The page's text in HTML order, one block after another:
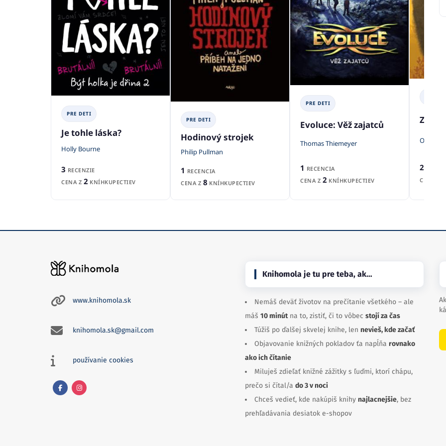
PRE DETI
Je tohle láska?
Holly Bourne
3 RECENZIE
CENA Z 2 KNÍHKUPECTIEV
PRE DETI
Hodinový strojek
Philip Pullman
1 RECENCIA
CENA Z 8 KNÍHKUPECTIEV
PRE DETI
Evoluce: Věž zajatců
Thomas Thiemeyer
1 RECENCIA
CENA Z 2 KNÍHKUPECTIEV
Zubr
Oksana
2
CENA Z
www.knihomola.sk
knihomola.sk@gmail.com
používanie cookies
Knihomola je tu pre teba, ak…
Nemáš deväť životov na prečítanie všetkého – ale
máš 10 minútna to, zistiť, či to vôbec stojí za čas
Túžiš po ďalšej skvelej knihe, len nevieš, kde začať
Objavovanie knižných pokladov ťa napĺňa rovnako
ako ich čítanie
Miluješ zdieľať knižné zážitky s ľuďmi, ktorí chápu,
prečo si čítal/a do 3 v noci
Chceš vedieť, kde nakúpiš knihy najlacnejšie, bez
prehľadávania desiatok e-shopov